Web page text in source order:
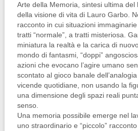
Arte della Memoria, sintesi ultima del
della visione di vita di Lauro Garbo.
racconto in cui situazioni
tratti “normale”, a tratti misteriosa.
miniatura la realtà e la carica di
mondo di fantasmi, “doppi”
azioni che evocano l’agire umano
scontato al gioco banale
vicende quotidiane, non usando la
una dimensione degli spazi reali
senso.
Una memoria possibile emerge nel
uno straordinario e “piccolo”